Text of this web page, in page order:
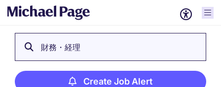
財務・経理
Create Job Alert